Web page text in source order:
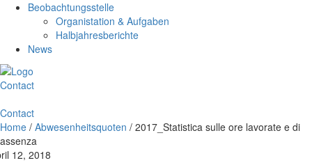
Beobachtungsstelle
Organistation & Aufgaben
Halbjahresberichte
News
Contact
Contact
Home / Abwesenheitsquoten / 2017_Statistica sulle ore lavorate e di
assenza
12, 2018